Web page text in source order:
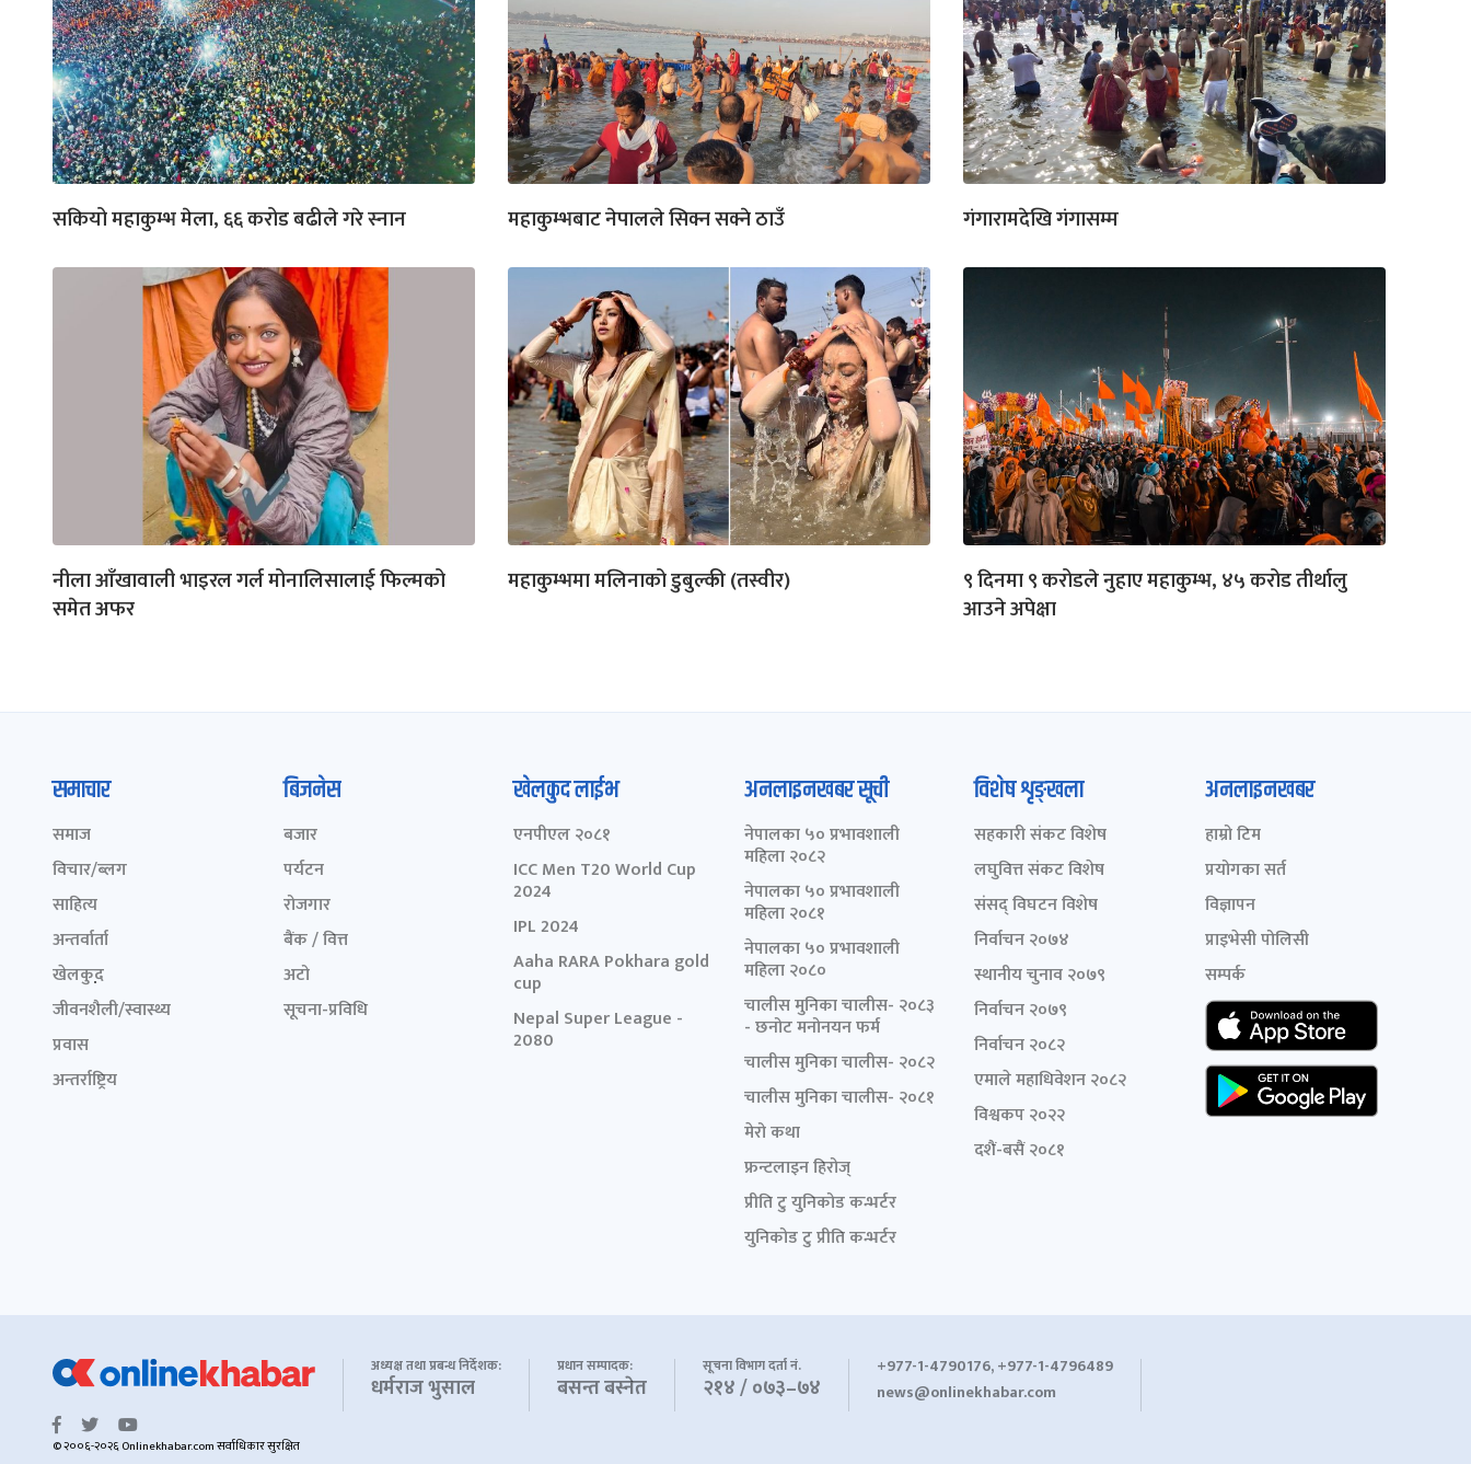
सकियो महाकुम्भ मेला, ६६ करोड बढीले गरे स्नान महाकुम्भबाट नेपालले सिक्न सक्ने ठाउँ गंगारामदेखि गंगासम्म
नीला आँखावाली भाइरल गर्ल मोनालिसालाई फिल्मको
समेत अफर
महाकुम्भमा मलिनाको डुबुल्की (तस्वीर)
९ दिनमा ९ करोडले नुहाए महाकुम्भ, ४५ करोड तीर्थालु
आउने अपेक्षा
समाचार
समाज
विचार/ब्लग
साहित्य
अन्तर्वार्ता
खेलकुद़़
जीवनशैली/स्वास्थ्य
प्रवास
अन्तर्राष्ट्रिय
बिजनेस
बजार
पर्यटन
रोजगार
बैंक / वित्त
अटो
सूचना-प्रविधि
खेलकुद लाईभ
एनपीएल २०८१
ICC Men T20 World Cup
2024
IPL 2024
Aaha RARA Pokhara gold
cup
Nepal Super League -
2080
अनलाइनखबर सूची
नेपालका ५० प्रभावशाली
महिला २०८२
नेपालका ५० प्रभावशाली
महिला २०८१
नेपालका ५० प्रभावशाली
महिला २०८०
चालीस मुनिका चालीस- २०८३
- छनोट मनोनयन फर्म
चालीस मुनिका चालीस- २०८२
चालीस मुनिका चालीस- २०८१
मेरो कथा
फ्रन्टलाइन हिरोज्
प्रीति टु युनिकोड कन्भर्टर
युनिकोड टु प्रीति कन्भर्टर
विशेष शृङ्खला
सहकारी संकट विशेष
लघुवित्त संकट विशेष
संसद् विघटन विशेष
निर्वाचन २०७४
स्थानीय चुनाव २०७९
निर्वाचन २०७९
निर्वाचन २०८२
एमाले महाधिवेशन २०८२
विश्वकप २०२२
दशैं-बसैं २०८१
अनलाइनखबर
हाम्रो टिम
प्रयोगका सर्त
विज्ञापन
प्राइभेसी पोलिसी
सम्पर्क
अध्यक्ष तथा प्रबन्ध निर्देशक:
धर्मराज भुसाल
प्रधान सम्पादक:
बसन्त बस्नेत
सूचना विभाग दर्ता नं.
२१४ / ०७३–७४
+977-1-4790176, +977-1-4796489
news@onlinekhabar.com
© २००६-२०२६ Onlinekhabar.com सर्वाधिकार सुरक्षित